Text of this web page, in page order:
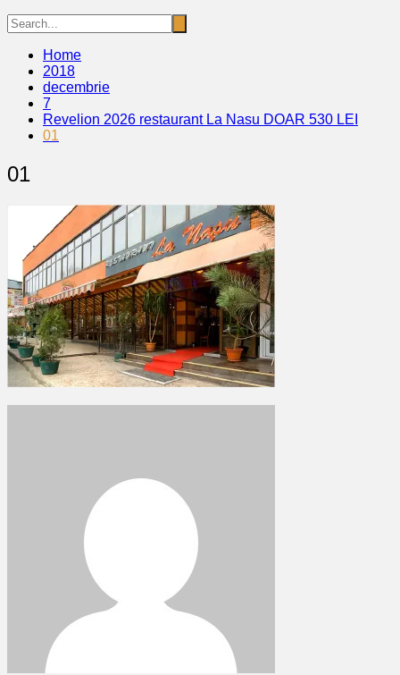
Home
2018
decembrie
7
Revelion 2026 restaurant La Nasu DOAR 530 LEI
01
01